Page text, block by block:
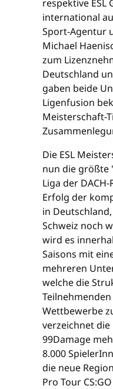
respektive ESL
international
Sport-Agentur
Michael
zum
Deutschland
gaben beide
Ligenfusion
Meisterschaft-
Die ESL
nun die größte
Liga der
Erfolg der
in
Schweiz noch
wird es
Saisons mit
mehreren
welche die
Wettbewerbe
verzeichnet die
99Damage
8.000
die neue
Pro Tour